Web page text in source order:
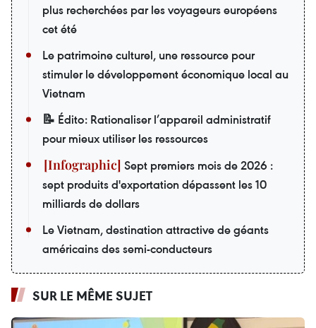
plus recherchées par les voyageurs européens
cet été
Le patrimoine culturel, une ressource pour
stimuler le développement économique local au
Vietnam
📝 Édito: Rationaliser l’appareil administratif
pour mieux utiliser les ressources
Sept premiers mois de 2026 :
sept produits d'exportation dépassent les 10
milliards de dollars
Le Vietnam, destination attractive de géants
américains des semi-conducteurs
SUR LE MÊME SUJET